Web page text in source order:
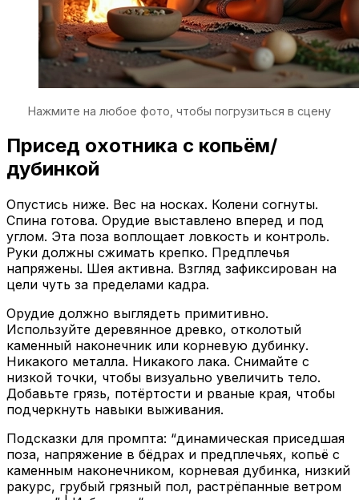
Нажмите на любое фото, чтобы погрузиться в сцену
Присед охотника с копьём/
дубинкой
Опустись ниже. Вес на носках. Колени согнуты.
Спина готова. Орудие выставлено вперед и под
углом. Эта поза воплощает ловкость и контроль.
Руки должны сжимать крепко. Предплечья
напряжены. Шея активна. Взгляд зафиксирован на
цели чуть за пределами кадра.
Орудие должно выглядеть примитивно.
Используйте деревянное древко, отколотый
каменный наконечник или корневую дубинку.
Никакого металла. Никакого лака. Снимайте с
низкой точки, чтобы визуально увеличить тело.
Добавьте грязь, потёртости и рваные края, чтобы
подчеркнуть навыки выживания.
Подсказки для промпта: “динамическая приседшая
поза, напряжение в бёдрах и предплечьях, копьё с
каменным наконечником, корневая дубинка, низкий
ракурс, грубый грязный пол, растрёпанные ветром